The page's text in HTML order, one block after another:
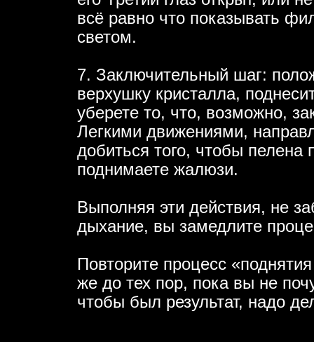
всё равно что показывать
светом.
7. Заключительный шаг:
верхушку кристалла,
уберете то, что, возможно,
Легкими движениями,
добиться того, чтобы пелена
поднимаете жалюзи.
Выполняя эти действия, не
дыхание, вы замедлите
Повторите процесс
же до тех пор, пока вы не
чтобы был результат, надо